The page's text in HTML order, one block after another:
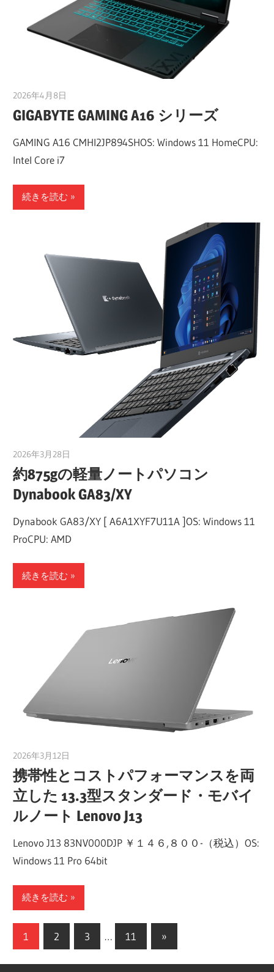
2026年4月8日
GIGABYTE GAMING A16 シリーズ
GAMING A16 CMHI2JP894SHOS: Windows 11 HomeCPU:
Intel Core i7
続きを読む
2026年3月28日
約875gの軽量ノートパソコン
Dynabook GA83/XY
Dynabook GA83/XY [ A6A1XYF7U11A ]OS: Windows 11
ProCPU: AMD
続きを読む
2026年3月12日
携帯性とコストパフォーマンスを両
立した 13.3型スタンダード・モバイ
ルノート Lenovo J13
Lenovo J13 83NV000DJP ￥１４６,８００-（税込）OS:
Windows 11 Pro 64bit
続きを読む
投
1 2 3 … 11
次
の
»